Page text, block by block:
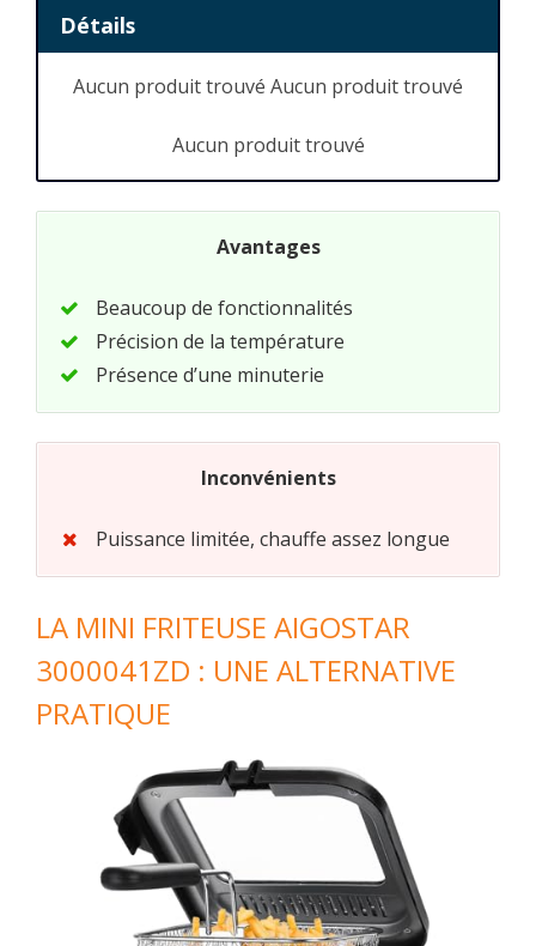
Détails
Aucun produit trouvé Aucun produit trouvé
Aucun produit trouvé
Avantages
Beaucoup de fonctionnalités
Précision de la température
Présence d’une minuterie
Inconvénients
Puissance limitée, chauffe assez longue
LA MINI FRITEUSE AIGOSTAR
3000041ZD : UNE ALTERNATIVE
PRATIQUE